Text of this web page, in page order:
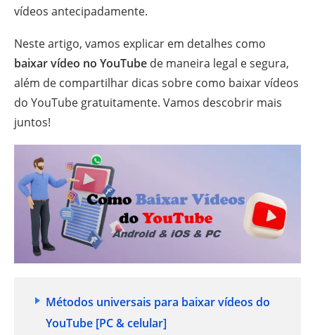
vídeos antecipadamente.
Neste artigo, vamos explicar em detalhes como
baixar vídeo no YouTube de maneira legal e segura,
além de compartilhar dicas sobre como baixar vídeos
do YouTube gratuitamente. Vamos descobrir mais
juntos!
Métodos universais para baixar vídeos do
YouTube [PC & celular]